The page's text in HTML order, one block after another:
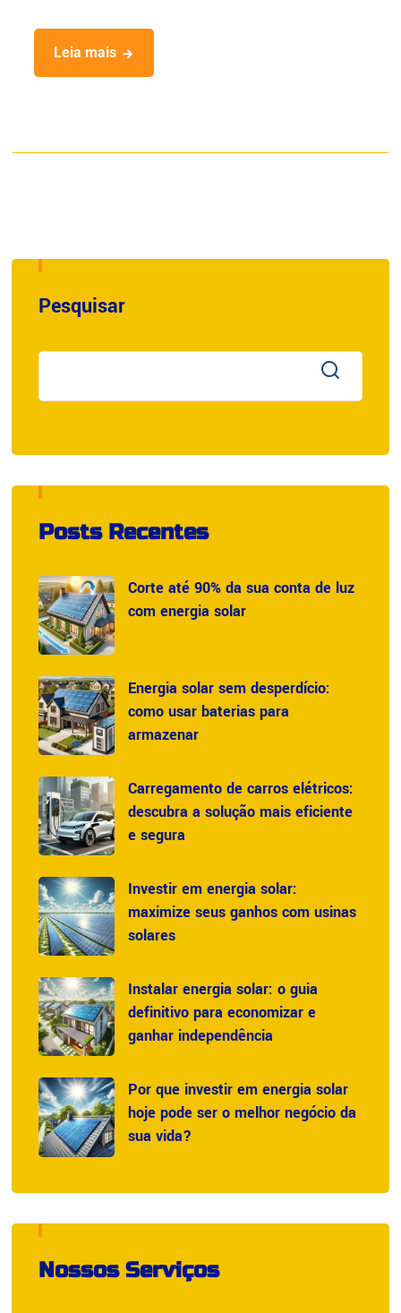
Leia mais
Pesquisar
Posts Recentes
Corte até 90% da sua conta de luz
com energia solar
Energia solar sem desperdício:
como usar baterias para
armazenar
Carregamento de carros elétricos:
descubra a solução mais eficiente
e segura
Investir em energia solar:
maximize seus ganhos com usinas
solares
Instalar energia solar: o guia
definitivo para economizar e
ganhar independência
Por que investir em energia solar
hoje pode ser o melhor negócio da
sua vida?
Nossos Serviços